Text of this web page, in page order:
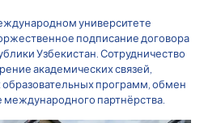
университете
подписание договора
Узбекистан. Сотрудничество
академических связей,
образовательных программ, обмен
партнёрства.